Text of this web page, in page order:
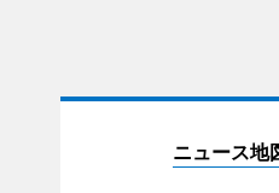
ニュース地